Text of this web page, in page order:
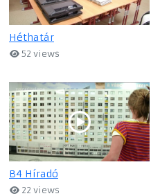
Héthatár
52 views
B4 Híradó
22 views